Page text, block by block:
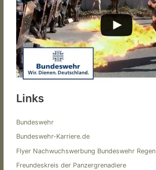
Links
Bundeswehr
Bundeswehr-Karriere.de
Flyer Nachwuchswerbung Bundeswehr Regen
Freundeskreis der Panzergrenadiere